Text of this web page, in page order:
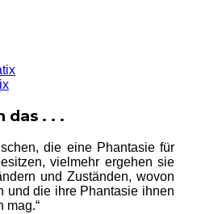
das . . .
die eine Phantasie für
vielmehr ergehen sie
und Zuständen, wovon
und die ihre Phantasie ihnen
mag.“